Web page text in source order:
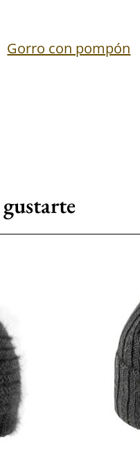
Gorro con pompón